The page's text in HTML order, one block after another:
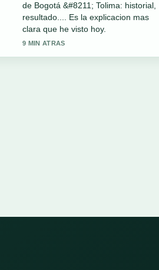
de Bogotá &#8211; Tolima: historial,
resultado.... Es la explicacion mas
clara que he visto hoy.
9 MIN ATRAS